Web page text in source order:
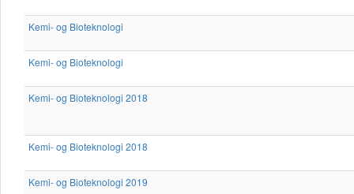
Kemi- og Bioteknologi
Kemi- og Bioteknologi
Kemi- og Bioteknologi 2018
Kemi- og Bioteknologi 2018
Kemi- og Bioteknologi 2019